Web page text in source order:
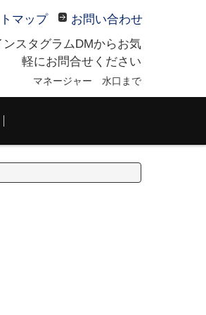
マップ
お問い合わせ
スタグラムDMからお気
軽にお問合せください
マネージャー 水口まで